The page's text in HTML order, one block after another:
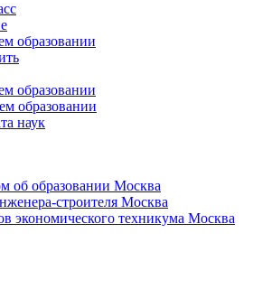
образовании
образовании
образовании
наук
об образовании Москва
строителя Москва
экономического техникума Москва